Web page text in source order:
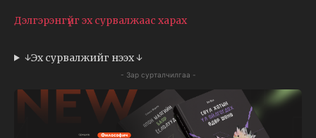
Дэлгэрэнгүйг эх сурвалжаас харах
↓Эх сурвалжийг нээх ↓
- Зар сурталчилгаа -